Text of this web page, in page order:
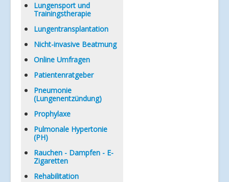
Lungensport und
Trainingstherapie
Lungentransplantation
Nicht-invasive Beatmung
Online Umfragen
Patientenratgeber
Pneumonie
(Lungenentzündung)
Prophylaxe
Pulmonale Hypertonie
(PH)
Rauchen - Dampfen - E-
Zigaretten
Rehabilitation